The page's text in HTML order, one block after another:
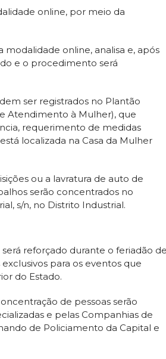
online, por meio da
online, analisa e, após
e o procedimento será
ser registrados no Plantão
Atendimento à Mulher), que
requerimento de medidas
localizada na Casa da Mulher
ou a lavratura de auto de
serão concentrados no
s/n, no Distrito Industrial.
reforçado durante o feriadão
para os eventos que
do Estado.
de pessoas serão
e pelas Companhias de
de Policiamento da Capital e